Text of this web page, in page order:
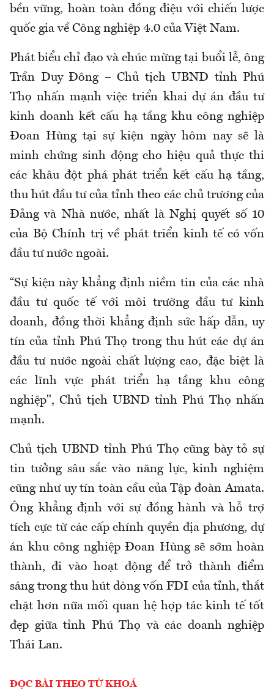
bền vững, hoàn toàn đồng điệu với chiến lược
quốc gia về Công nghiệp 4.0 của Việt Nam.
Phát biểu chỉ đạo và chúc mừng tại buổi lễ, ông
Trần Duy Đông – Chủ tịch UBND tỉnh Phú
Thọ nhấn mạnh việc triển khai dự án đầu tư
kinh doanh kết cấu hạ tầng khu công nghiệp
Đoan Hùng tại sự kiện ngày hôm nay sẽ là
minh chứng sinh động cho hiệu quả thực thi
các khâu đột phá phát triển kết cấu hạ tầng,
thu hút đầu tư của tỉnh theo các chủ trương của
Đảng và Nhà nước, nhất là Nghị quyết số 10
của Bộ Chính trị về phát triển kinh tế có vốn
đầu tư nước ngoài.
“Sự kiện này khẳng định niềm tin của các nhà
đầu tư quốc tế với môi trường đầu tư kinh
doanh, đồng thời khẳng định sức hấp dẫn, uy
tín của tỉnh Phú Thọ trong thu hút các dự án
đầu tư nước ngoài chất lượng cao, đặc biệt là
các lĩnh vực phát triển hạ tầng khu công
nghiệp", Chủ tịch UBND tỉnh Phú Thọ nhấn
mạnh.
Chủ tịch UBND tỉnh Phú Thọ cũng bày tỏ sự
tin tưởng sâu sắc vào năng lực, kinh nghiệm
cũng như uy tín toàn cầu của Tập đoàn Amata.
Ông khẳng định với sự đồng hành và hỗ trợ
tích cực từ các cấp chính quyền địa phương, dự
án khu công nghiệp Đoan Hùng sẽ sớm hoàn
thành, đi vào hoạt động để trở thành điểm
sáng trong thu hút dòng vốn FDI của tỉnh, thắt
chặt hơn nữa mối quan hệ hợp tác kinh tế tốt
đẹp giữa tỉnh Phú Thọ và các doanh nghiệp
Thái Lan.
ĐỌC BÀI THEO TỪ KHOÁ